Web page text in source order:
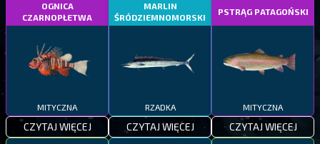
OGNICA
CZARNOPŁETWA
MITYCZNA
CZYTAJ WIĘCEJ
MARLIN
ŚRÓDZIEMNOMORSKI
RZADKA
CZYTAJ WIĘCEJ
PSTRĄG PATAGOŃSKI
MITYCZNA
CZYTAJ WIĘCEJ